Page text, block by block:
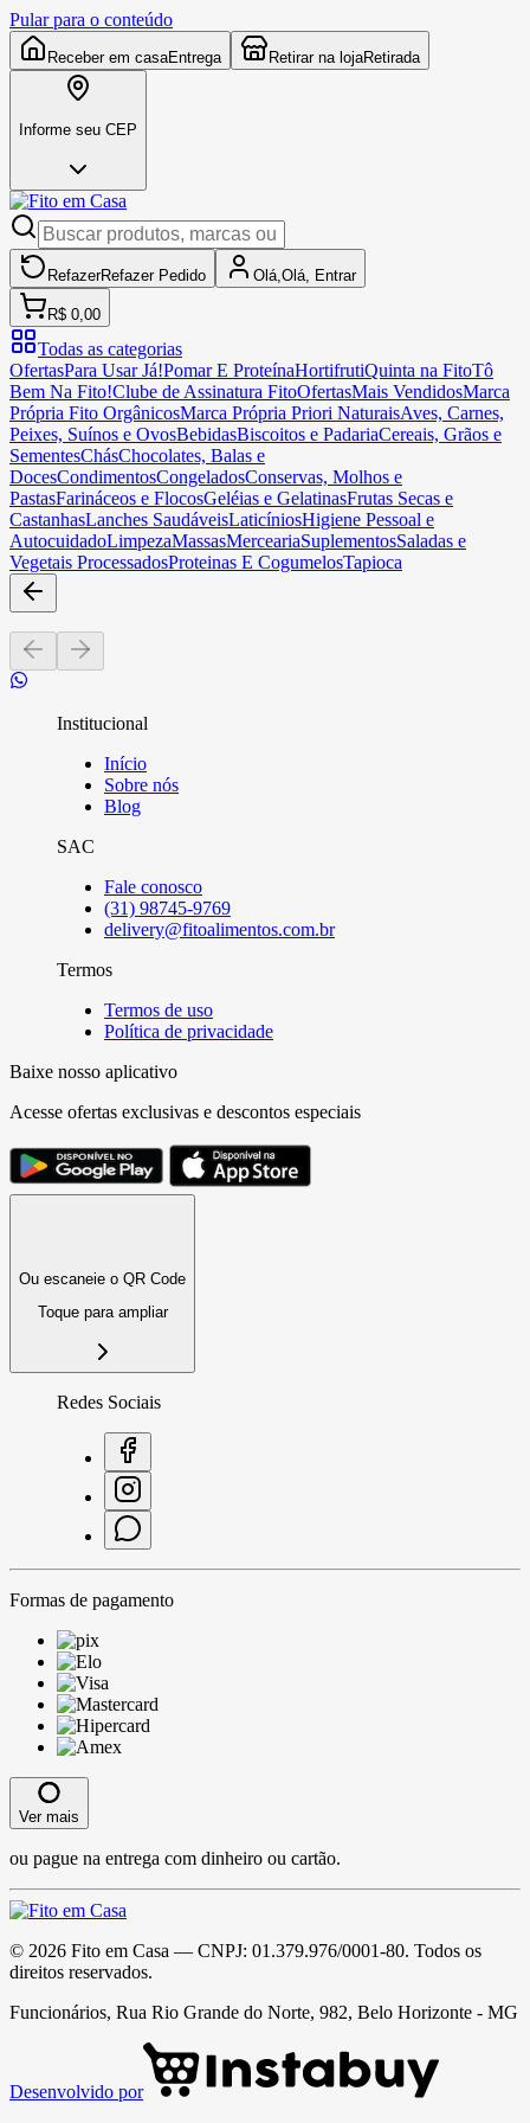
Pular para o conteúdo
Receber em casaEntrega Retirar na lojaRetirada
Informe seu CEP
RefazerRefazer Pedido Olá, Olá, Entrar
R$ 0,00
Todas as categorias
OfertasPara Usar Já!Pomar E ProteínaHortifrutiQuinta na FitoTô
Bem Na Fito!Clube de Assinatura FitoOfertasMais VendidosMarca
Própria Fito OrgânicosMarca Própria Priori NaturaisAves, Carnes,
Peixes, Suínos e OvosBebidasBiscoitos e PadariaCereais, Grãos e
SementesChásChocolates, Balas e
DocesCondimentosCongeladosConservas, Molhos e
PastasFarináceos e FlocosGeléias e GelatinasFrutas Secas e
CastanhasLanches SaudáveisLaticíniosHigiene Pessoal e
AutocuidadoLimpezaMassasMerceariaSuplementosSaladas e
Vegetais ProcessadosProteinas E CogumelosTapioca
Institucional
Início
Sobre nós
Blog
SAC
Fale conosco
(31) 98745-9769
delivery@fitoalimentos.com.br
Termos
Termos de uso
Política de privacidade
Baixe nosso aplicativo
Acesse ofertas exclusivas e descontos especiais
Ou escaneie o QR Code
Toque para ampliar
Redes Sociais
Formas de pagamento
Ver mais
ou pague na entrega com dinheiro ou cartão.
© 2026 Fito em Casa — CNPJ: 01.379.976/0001-80. Todos os
direitos reservados.
Funcionários, Rua Rio Grande do Norte, 982, Belo Horizonte - MG
Desenvolvido por